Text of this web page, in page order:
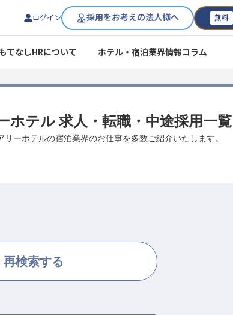
ログイン 採用をお考えの法人様へ 無料
てなしHRについて ホテル・宿泊業界情報コラム
ホテル 求人・転職・中途採用一覧
ーホテルの宿泊業界のお仕事を多数ご紹介いたします。
再検索する